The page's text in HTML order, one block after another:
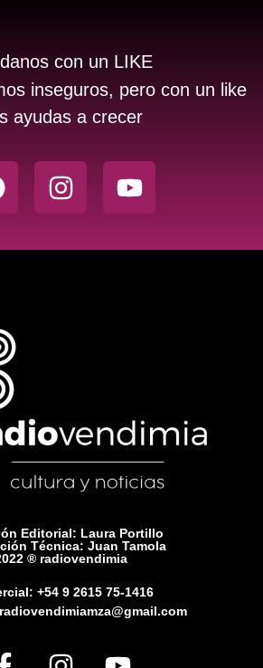
con un LIKE
inseguros, pero con un like
ayudas a crecer
Editorial: Laura Portillo
Técnica: Juan Tamola
® radiovendimia
+54 9 2615 75-1416